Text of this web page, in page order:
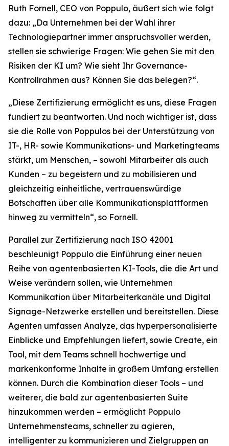
Ruth Fornell, CEO von Poppulo, äußert sich wie folgt
dazu: „Da Unternehmen bei der Wahl ihrer
Technologiepartner immer anspruchsvoller werden,
stellen sie schwierige Fragen: Wie gehen Sie mit den
Risiken der KI um? Wie sieht Ihr Governance-
Kontrollrahmen aus? Können Sie das belegen?“.
„Diese Zertifizierung ermöglicht es uns, diese Fragen
fundiert zu beantworten. Und noch wichtiger ist, dass
sie die Rolle von Poppulos bei der Unterstützung von
IT-, HR- sowie Kommunikations- und Marketingteams
stärkt, um Menschen, – sowohl Mitarbeiter als auch
Kunden – zu begeistern und zu mobilisieren und
gleichzeitig einheitliche, vertrauenswürdige
Botschaften über alle Kommunikationsplattformen
hinweg zu vermitteln“, so Fornell.
Parallel zur Zertifizierung nach ISO 42001
beschleunigt Poppulo die Einführung einer neuen
Reihe von agentenbasierten KI-Tools, die die Art und
Weise verändern sollen, wie Unternehmen
Kommunikation über Mitarbeiterkanäle und Digital
Signage-Netzwerke erstellen und bereitstellen. Diese
Agenten umfassen Analyze, das hyperpersonalisierte
Einblicke und Empfehlungen liefert, sowie Create, ein
Tool, mit dem Teams schnell hochwertige und
markenkonforme Inhalte in großem Umfang erstellen
können. Durch die Kombination dieser Tools – und
weiterer, die bald zur agentenbasierten Suite
hinzukommen werden – ermöglicht Poppulo
Unternehmensteams, schneller zu agieren,
intelligenter zu kommunizieren und Zielgruppen an